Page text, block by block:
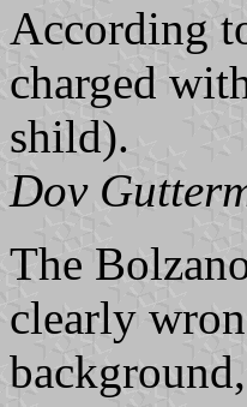
According
charged
shild).
Dov
The
clearly